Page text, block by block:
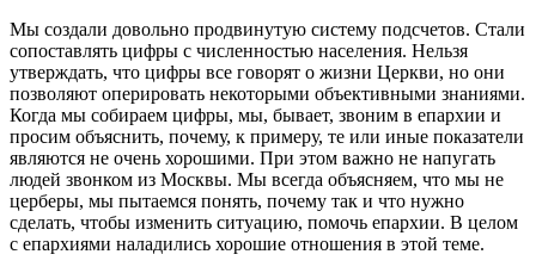
Мы создали довольно продвинутую систему подсчетов. Стали
сопоставлять цифры с численностью населения. Нельзя
утверждать, что цифры все говорят о жизни Церкви, но они
позволяют оперировать некоторыми объективными знаниями.
Когда мы собираем цифры, мы, бывает, звоним в епархии и
просим объяснить, почему, к примеру, те или иные показатели
являются не очень хорошими. При этом важно не напугать
людей звонком из Москвы. Мы всегда объясняем, что мы не
церберы, мы пытаемся понять, почему так и что нужно
сделать, чтобы изменить ситуацию, помочь епархии. В целом
с епархиями наладились хорошие отношения в этой теме.